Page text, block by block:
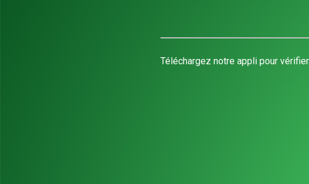
Téléchargez notre appli pour